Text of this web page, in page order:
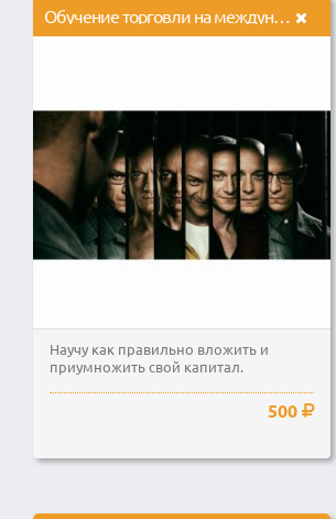
Обучение торговли на международных валютах.
Научу как правильно вложить и
приумножить свой капитал.
500